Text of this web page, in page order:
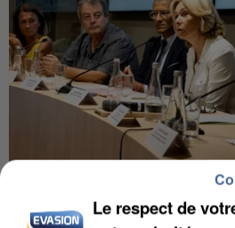
INCENDIES : L’ÎLE-DE-
DE SOLIDARITÉ AVEC LES...
Le respect de